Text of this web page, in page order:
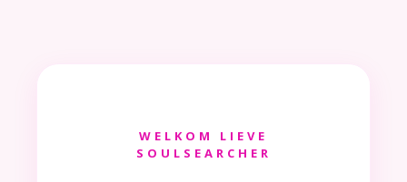
WELKOM LIEVE
SOULSEARCHER